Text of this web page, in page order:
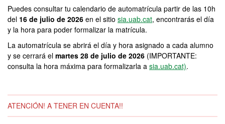
Puedes consultar tu calendario de automatrícula partir de las 10h
del 16 de julio de 2026 en el sitio sia.uab.cat, encontrarás el día
y la hora para poder formalizar la matrícula.
La automatrícula se abrirá el día y hora asignado a cada alumno
y se cerrará el martes 28 de julio de 2026 (IMPORTANTE:
consulta la hora máxima para formalizarla a sia.uab.cat).
ATENCIÓN! A TENER EN CUENTA!!